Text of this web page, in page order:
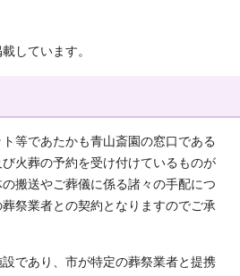
しています。
等であたかも青山斎園の窓口である
火葬の予約を受け付けているものが
搬送やご葬儀に係る諸々の手配につ
祭業者との契約となりますのでご承
であり、市が特定の葬祭業者と提携